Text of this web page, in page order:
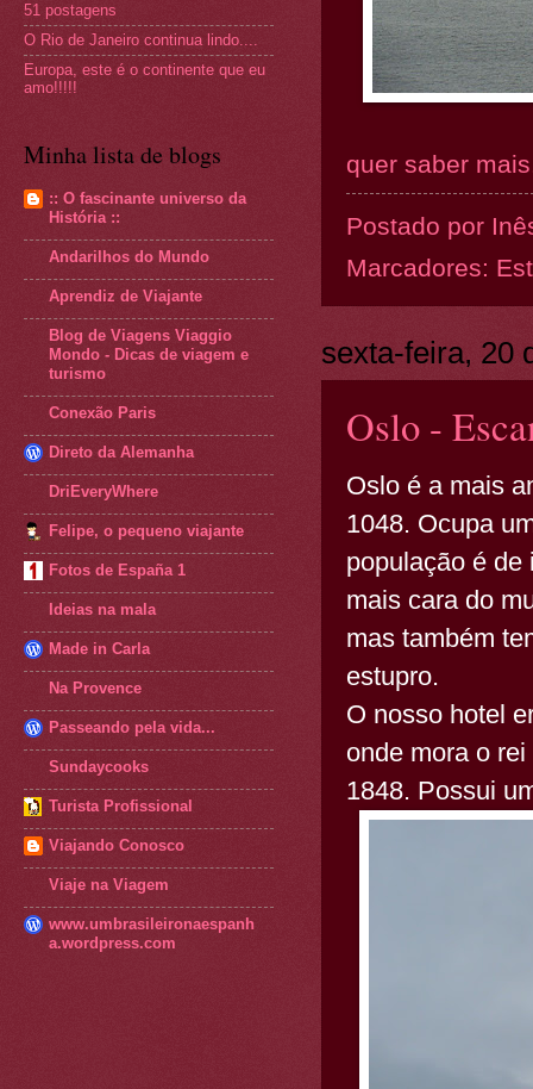
quer saber
Postado por
Marcadores:
sexta-feira, 20
Oslo -
Oslo é a mais
1048. Ocupa
população é de
mais cara do
mas também
estupro.
O nosso hotel
onde mora o
1848. Possui
51 postagens
O Rio de Janeiro continua lindo....
Europa, este é o continente que eu
amo!!!!!
Minha lista de blogs
:: O fascinante universo da
História ::
Andarilhos do Mundo
Aprendiz de Viajante
Blog de Viagens Viaggio
Mondo - Dicas de viagem e
turismo
Conexão Paris
Direto da Alemanha
DriEveryWhere
Felipe, o pequeno viajante
Fotos de España 1
Ideias na mala
Made in Carla
Na Provence
Passeando pela vida...
Sundaycooks
Turista Profissional
Viajando Conosco
Viaje na Viagem
www.umbrasileironaespanh
a.wordpress.com